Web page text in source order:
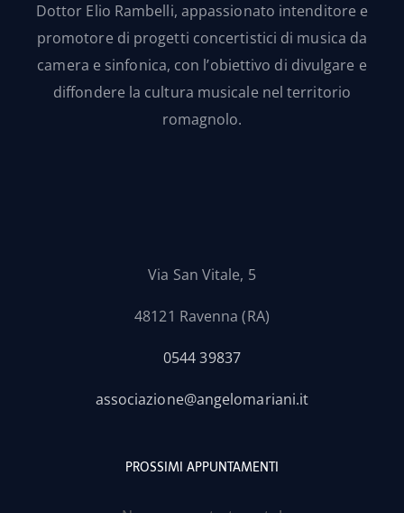
Dottor Elio Rambelli, appassionato intenditore e
promotore di progetti concertistici di musica da
camera e sinfonica, con l’obiettivo di divulgare e
diffondere la cultura musicale nel territorio
romagnolo.
Via San Vitale, 5
48121 Ravenna (RA)
0544 39837
associazione@angelomariani.it
PROSSIMI APPUNTAMENTI